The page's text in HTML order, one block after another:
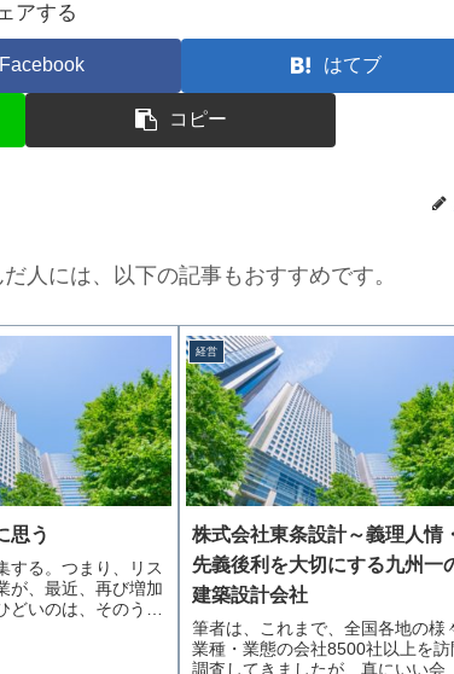
アする
Facebook はてブ
コピー
人には、以下の記事もおすすめです。
思う
する。つまり、リス
が、最近、再び増加
どいのは、そのう…
経営
株式会社東条設計～義理人情・
先義後利を大切にする九州一
建築設計会社
筆者は、これまで、全国各地の様
業種・業態の会社8500社以上を訪
調査してきましたが、真にいい会